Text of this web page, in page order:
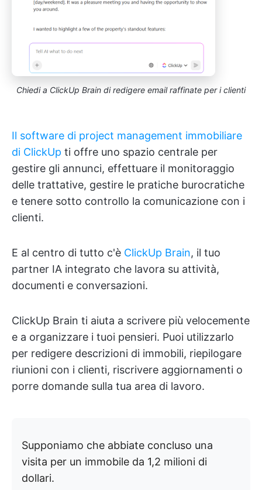
Chiedi a ClickUp Brain di redigere email raffinate per i clienti
Il software di project management immobiliare
di ClickUp ti offre uno spazio centrale per
gestire gli annunci, effettuare il monitoraggio
delle trattative, gestire le pratiche burocratiche
e tenere sotto controllo la comunicazione con i
clienti.
E al centro di tutto c'è ClickUp Brain, il tuo
partner IA integrato che lavora su attività,
documenti e conversazioni.
ClickUp Brain ti aiuta a scrivere più velocemente
e a organizzare i tuoi pensieri. Puoi utilizzarlo
per redigere descrizioni di immobili, riepilogare
riunioni con i clienti, riscrivere aggiornamenti o
porre domande sulla tua area di lavoro.
Supponiamo che abbiate concluso una
visita per un immobile da 1,2 milioni di
dollari.